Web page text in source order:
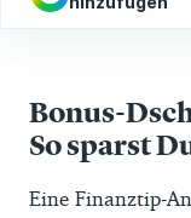
Bonus-
So sparst
Eine Finanztip-